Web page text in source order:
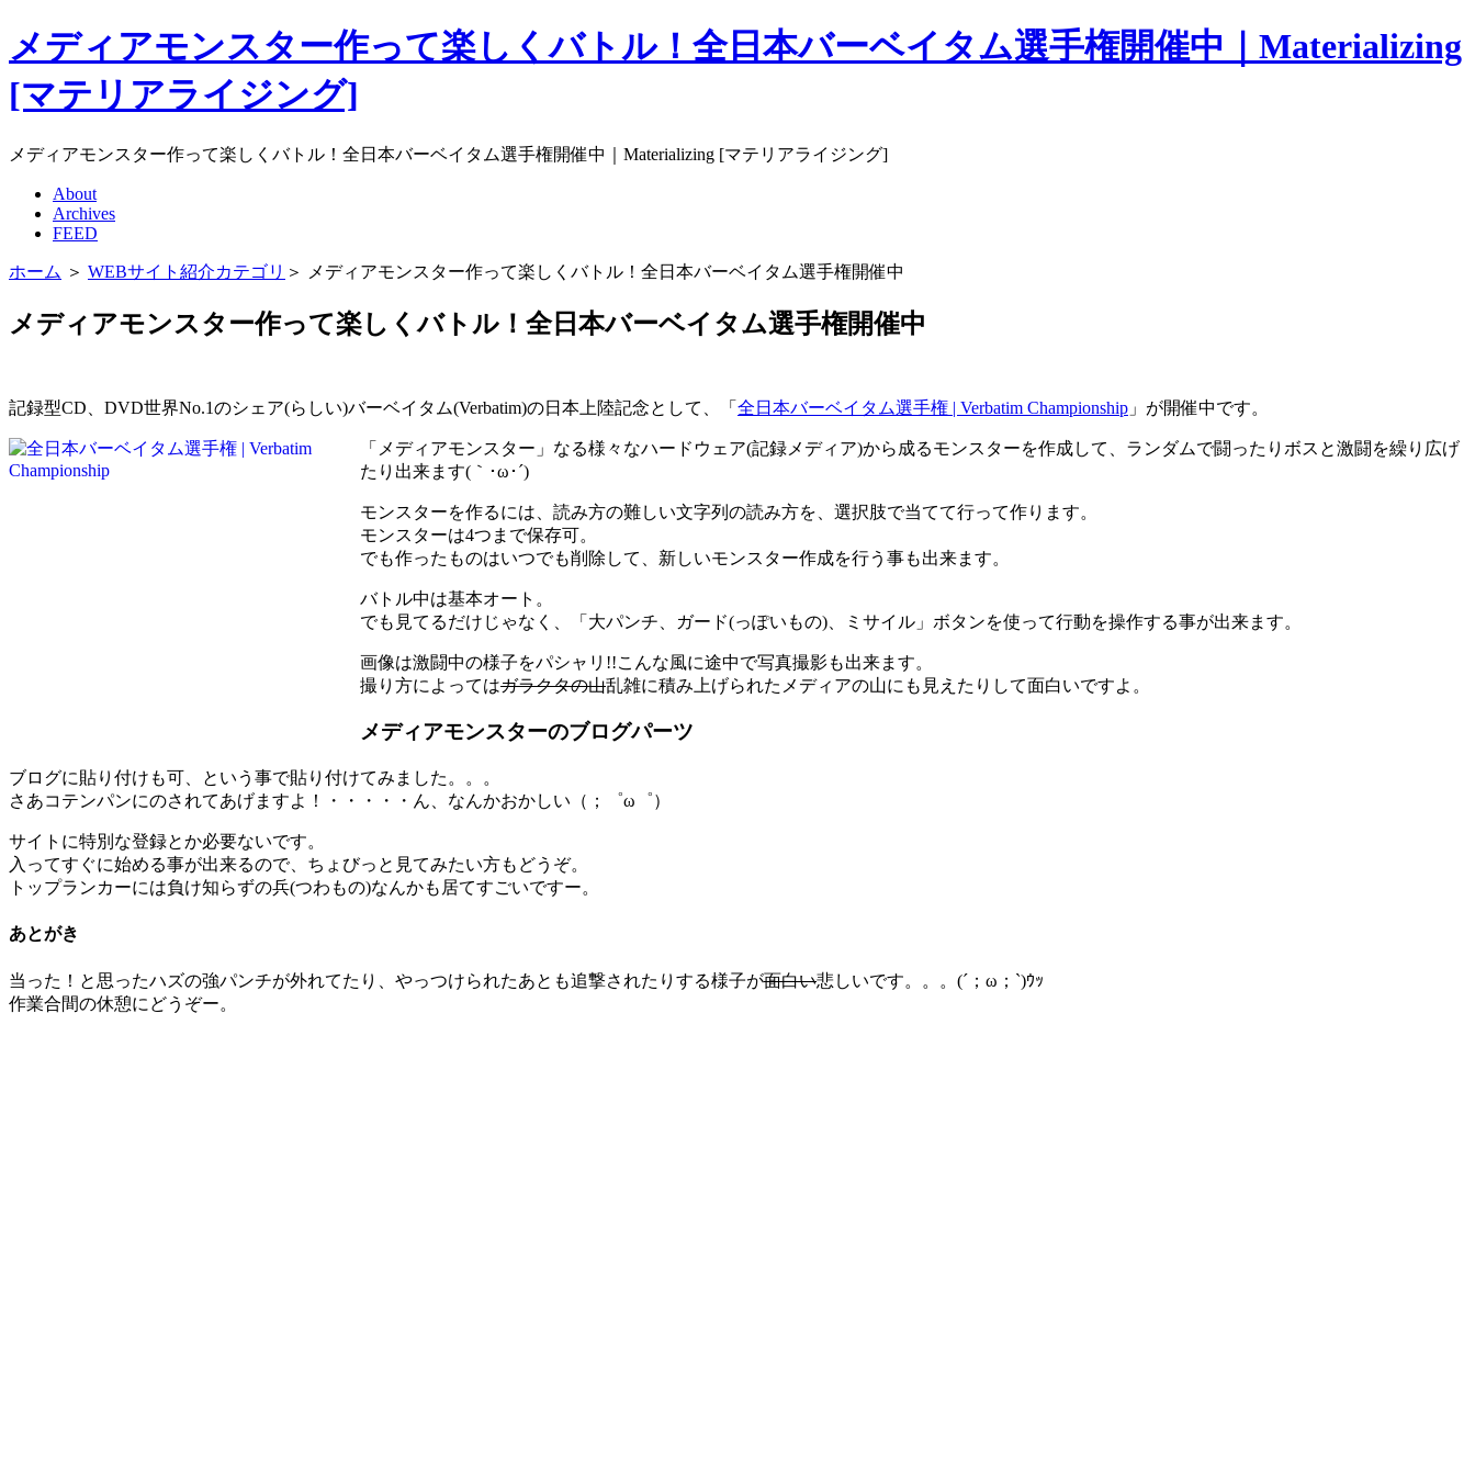
メディアモンスター作って楽しくバトル！全日本バーベイタム選手権開催中｜Materializing
[マテリアライジング]
メディアモンスター作って楽しくバトル！全日本バーベイタム選手権開催中｜Materializing [マテリアライジング]
About
Archives
FEED
ホーム ＞ WEBサイト紹介カテゴリ ＞ メディアモンスター作って楽しくバトル！全日本バーベイタム選手権開催中
メディアモンスター作って楽しくバトル！全日本バーベイタム選手権開催中
記録型CD、DVD世界No.1のシェア(らしい)バーベイタム(Verbatim)の日本上陸記念として、「 全日本バーベイタム選手権 | Verbatim Championship 」が開催中です。
「メディアモンスター」なる様々なハードウェア(記録メディア)から成るモンスターを作成して、ランダムで闘ったりボスと激闘を繰り広げ
たり出来ます(｀･ω･´)
モンスターを作るには、読み方の難しい文字列の読み方を、選択肢で当てて行って作ります。
モンスターは4つまで保存可。
でも作ったものはいつでも削除して、新しいモンスター作成を行う事も出来ます。
バトル中は基本オート。
でも見てるだけじゃなく、「大パンチ、ガード(っぽいもの)、ミサイル」ボタンを使って行動を操作する事が出来ます。
画像は激闘中の様子をパシャリ!!こんな風に途中で写真撮影も出来ます。
撮り方によってはガラクタの山乱雑に積み上げられたメディアの山にも見えたりして面白いですよ。
メディアモンスターのブログパーツ
ブログに貼り付けも可、という事で貼り付けてみました。。。
さあコテンパンにのされてあげますよ！・・・・・ん、なんかおかしい（；゜ω゜）
サイトに特別な登録とか必要ないです。
入ってすぐに始める事が出来るので、ちょびっと見てみたい方もどうぞ。
トップランカーには負け知らずの兵(つわもの)なんかも居てすごいですー。
あとがき
当った！と思ったハズの強パンチが外れてたり、やっつけられたあとも追撃されたりする様子が面白い悲しいです。。。(´；ω；`)ｳｯ
作業合間の休憩にどうぞー。